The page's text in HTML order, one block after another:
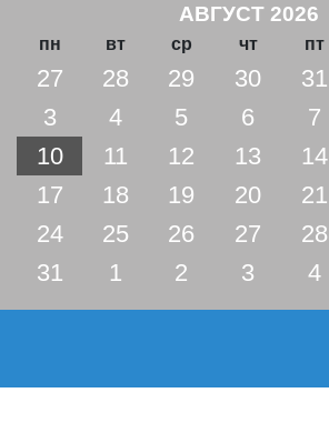
АВГУСТ 2026
пн вт ср чт пт
27 28 29 30 31
3
4 5 6 7
10
11 12 13 14
17
18 19 20 21
24
25 26 27 28
31
1 2 3 4